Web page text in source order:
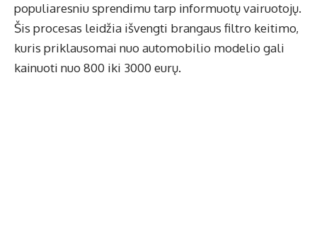
populiaresniu sprendimu tarp informuotų vairuotojų.
Šis procesas leidžia išvengti brangaus filtro keitimo,
kuris priklausomai nuo automobilio modelio gali
kainuoti nuo 800 iki 3000 eurų.